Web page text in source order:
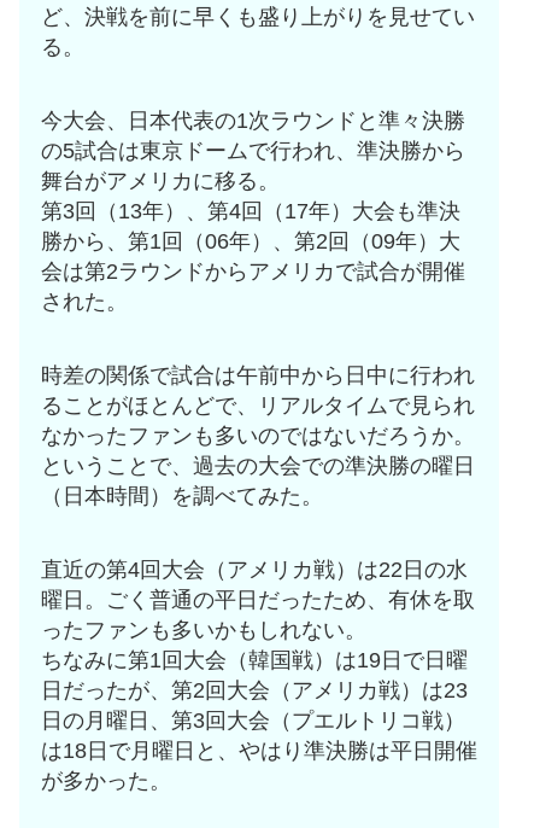
ど、決戦を前に早くも盛り上がりを見せてい
る。
今大会、日本代表の1次ラウンドと準々決勝
の5試合は東京ドームで行われ、準決勝から
舞台がアメリカに移る。
第3回（13年）、第4回（17年）大会も準決
勝から、第1回（06年）、第2回（09年）大
会は第2ラウンドからアメリカで試合が開催
された。
時差の関係で試合は午前中から日中に行われ
ることがほとんどで、リアルタイムで見られ
なかったファンも多いのではないだろうか。
ということで、過去の大会での準決勝の曜日
（日本時間）を調べてみた。
直近の第4回大会（アメリカ戦）は22日の水
曜日。ごく普通の平日だったため、有休を取
ったファンも多いかもしれない。
ちなみに第1回大会（韓国戦）は19日で日曜
日だったが、第2回大会（アメリカ戦）は23
日の月曜日、第3回大会（プエルトリコ戦）
は18日で月曜日と、やはり準決勝は平日開催
が多かった。